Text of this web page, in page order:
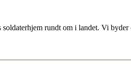
rundt om i landet. Vi